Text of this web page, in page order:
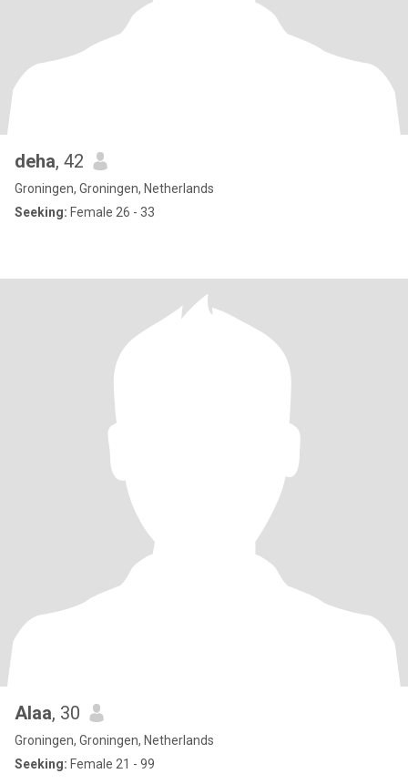
deha, 42
Groningen, Groningen, Netherlands
Seeking: Female 26 - 33
Alaa, 30
Groningen, Groningen, Netherlands
Seeking: Female 21 - 99